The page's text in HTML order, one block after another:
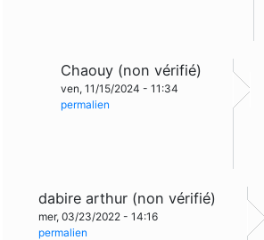
Chaouy (non vérifié)
ven, 11/15/2024 - 11:34
permalien
dabire arthur (non vérifié)
mer, 03/23/2022 - 14:16
permalien